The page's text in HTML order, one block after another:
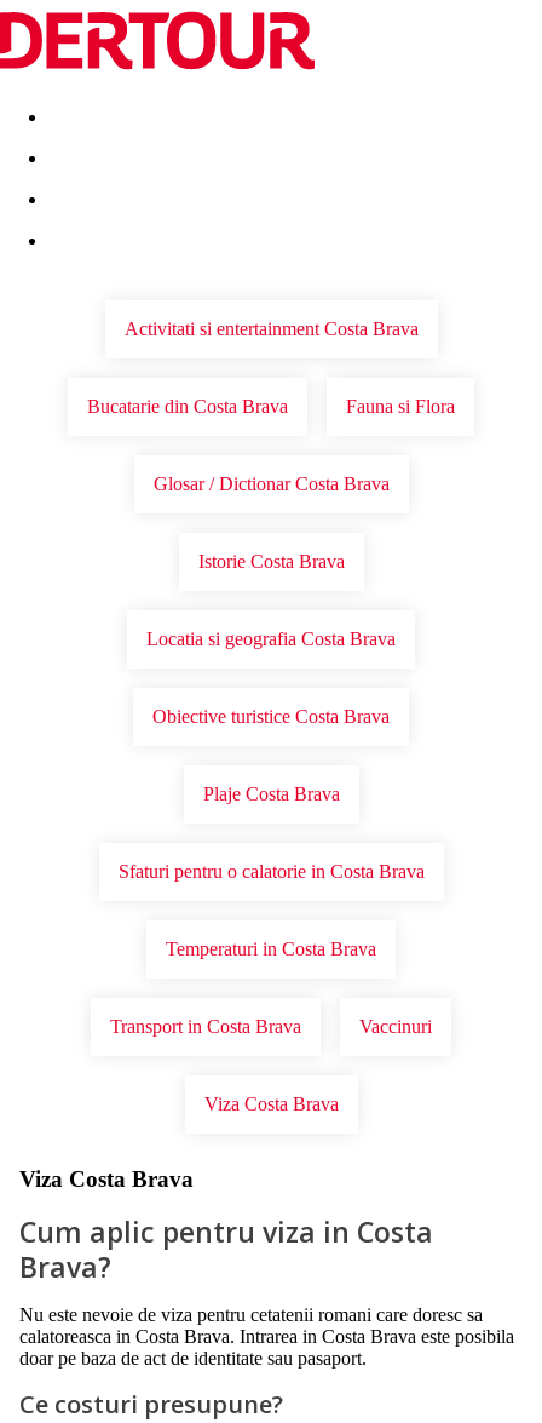
Destinatii Vacanta perfecta OFERTE DE NERATAT
Activitati si entertainment Costa Brava
Bucatarie din Costa Brava Fauna si Flora
Glosar / Dictionar Costa Brava
Istorie Costa Brava
Locatia si geografia Costa Brava
Obiective turistice Costa Brava
Plaje Costa Brava
Sfaturi pentru o calatorie in Costa Brava
Temperaturi in Costa Brava
Transport in Costa Brava Vaccinuri
Viza Costa Brava
Viza Costa Brava
Cum aplic pentru viza in Costa
Brava?
Nu este nevoie de viza pentru cetatenii romani care doresc sa
calatoreasca in Costa Brava. Intrarea in Costa Brava este posibila
doar pe baza de act de identitate sau pasaport.
Ce costuri presupune?